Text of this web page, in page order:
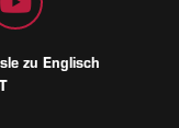
zu Englisch